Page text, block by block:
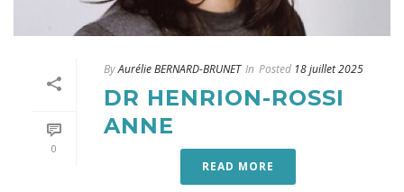
0
ByAurélie BERNARD-BRUNET In Posted 18 juillet 2025
DR HENRION-ROSSI
ANNE
READ MORE